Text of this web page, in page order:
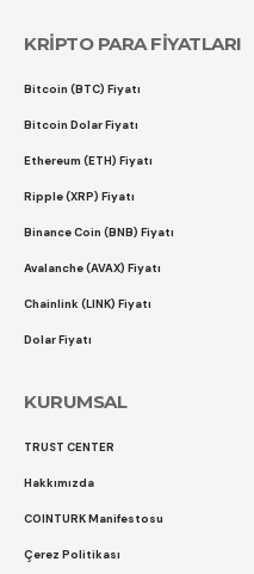
KRİPTO PARA FİYATLARI
Bitcoin (BTC) Fiyatı
Bitcoin Dolar Fiyatı
Ethereum (ETH) Fiyatı
Ripple (XRP) Fiyatı
Binance Coin (BNB) Fiyatı
Avalanche (AVAX) Fiyatı
Chainlink (LINK) Fiyatı
Dolar Fiyatı
KURUMSAL
TRUST CENTER
Hakkımızda
COINTURK Manifestosu
Çerez Politikası